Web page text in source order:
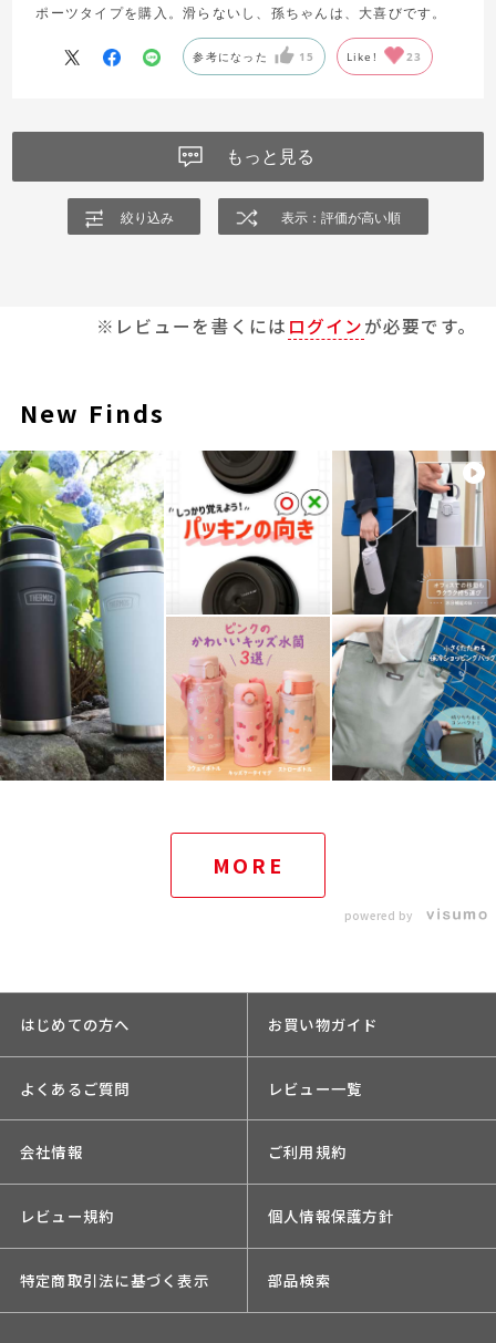
ポーツタイプを購入。滑らないし、孫ちゃんは、大喜びです。
参考になった 15 Like! 23
もっと見る
絞り込み 表示：評価が高い順
※レビューを書くには ログインが必要です。
New Finds
MORE
powered by
はじめての方へ お買い物ガイド
よくあるご質問 レビュー一覧
会社情報 ご利用規約
レビュー規約 個人情報保護方針
特定商取引法に基づく表示 部品検索